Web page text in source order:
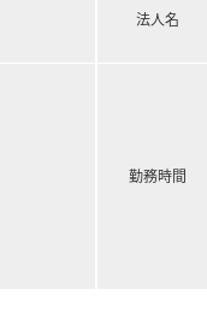
法人名
勤務時間